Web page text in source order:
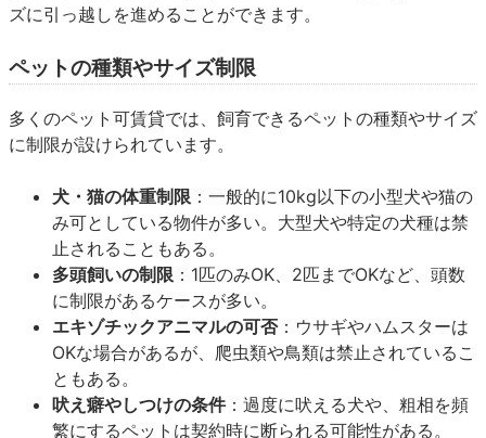
ズに引っ越しを進めることができます。
ペットの種類やサイズ制限
多くのペット可賃貸では、飼育できるペットの種類やサイズ
に制限が設けられています。
犬・猫の体重制限 ：一般的に10kg以下の小型犬や猫の
み可としている物件が多い。大型犬や特定の犬種は禁
止されることもある。
多頭飼いの制限 ：1匹のみOK、2匹までOKなど、頭数
に制限があるケースが多い。
エキゾチックアニマルの可否：ウサギやハムスターは
OKな場合があるが、爬虫類や鳥類は禁止されているこ
ともある。
吠え癖やしつけの条件：過度に吠える犬や、粗相を頻
繁にするペットは契約時に断られる可能性がある。